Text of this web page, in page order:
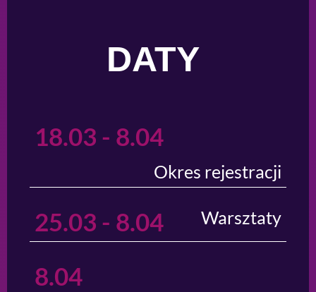
DATY
18.03 - 8.04
Okres rejestracji
25.03 - 8.04 Warsztaty
8.04